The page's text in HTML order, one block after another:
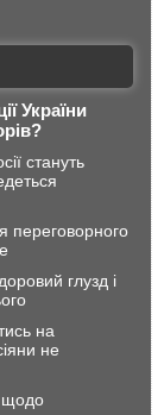
України
стануть
переговорного
глузд і
на
не
щодо